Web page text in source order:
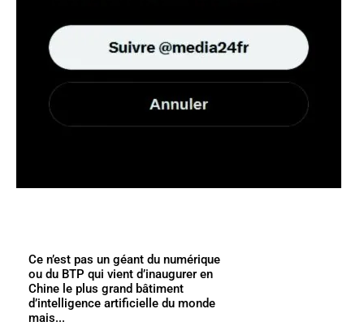
Ce n’est pas un géant du numérique
ou du BTP qui vient d’inaugurer en
Chine le plus grand bâtiment
d’intelligence artificielle du monde
mais...